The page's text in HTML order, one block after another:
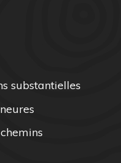
substantielles